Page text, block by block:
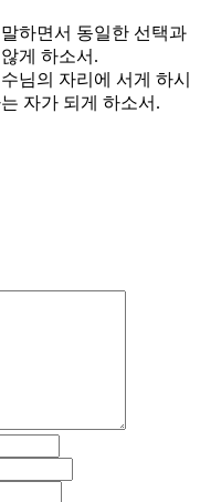
하면서 동일한 선택과
게 하소서.
님의 자리에 서게 하시
자가 되게 하소서.